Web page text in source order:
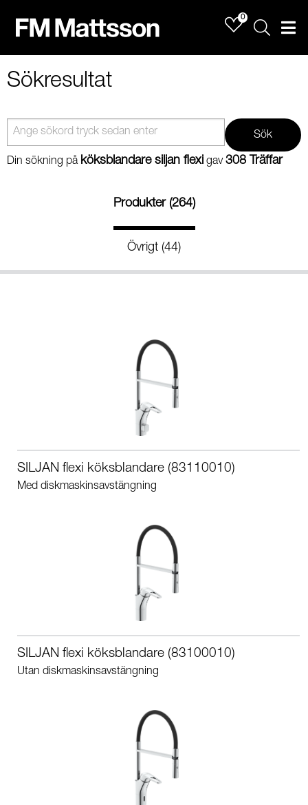
0
Sök
Sökresultat
Sök
Din sökning på köksblandare siljan flexi gav308 Träffar
Produkter (264)
Övrigt (44)
SILJAN flexi köksblandare (83110010)
Med diskmaskinsavstängning
SILJAN flexi köksblandare (83100010)
Utan diskmaskinsavstängning